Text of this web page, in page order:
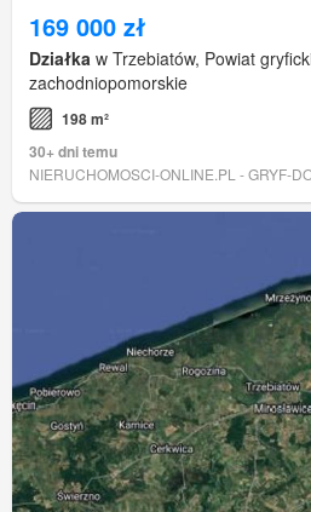
169 000 zł
Działka w Trzebiatów, Powiat
zachodniopomorskie
198 m²
30+ dni temu
NIERUCHOMOSCI-ONLINE.PL - GRYF-